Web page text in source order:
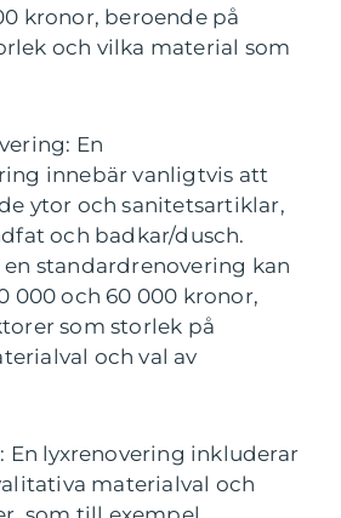
kronor, beroende på
och vilka material som
En
innebär vanligtvis att
ytor och sanitetsartiklar,
och badkar/dusch.
standardrenovering kan
000 och 60 000 kronor,
som storlek på
och val av
En lyxrenovering inkluderar
materialval och